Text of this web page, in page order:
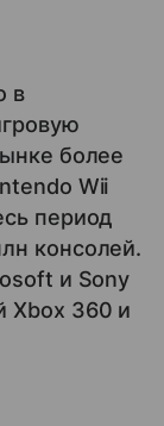
в
более
Wii
период
консолей.
и Sony
Xbox 360 и